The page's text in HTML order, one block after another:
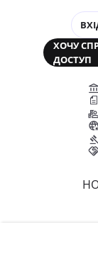
ХОЧУ
ДОСТУП